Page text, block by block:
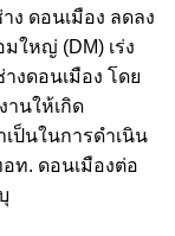
ง ดอนเมือง ลดลง
ใหญ่ (DM) เร่ง
งดอนเมือง โดย
นให้เกิด
ป็นในการดำเนิน
ท. ดอนเมืองต่อ